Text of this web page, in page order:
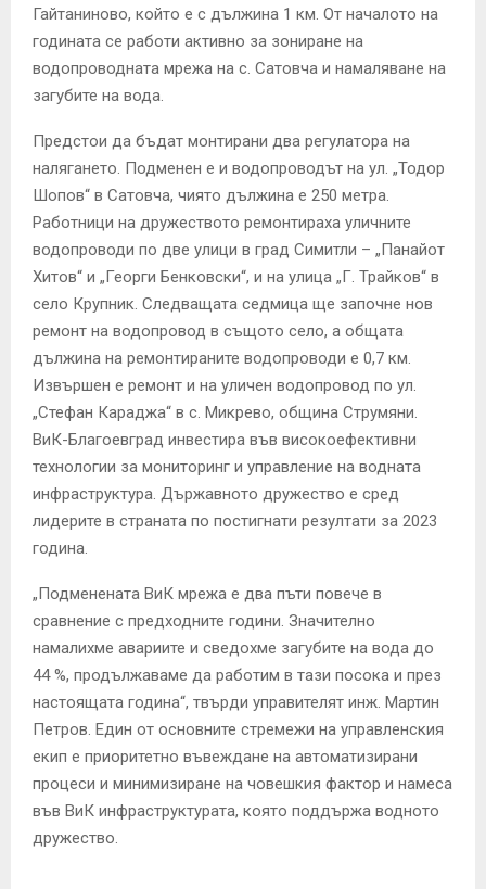
Гайтаниново, който е с дължина 1 км. От началото на
годината се работи активно за зониране на
водопроводната мрежа на с. Сатовча и намаляване на
загубите на вода.
Предстои да бъдат монтирани два регулатора на
налягането. Подменен е и водопроводът на ул. „Тодор
Шопов“ в Сатовча, чиято дължина е 250 метра.
Работници на дружеството ремонтираха уличните
водопроводи по две улици в град Симитли – „Панайот
Хитов“ и „Георги Бенковски“, и на улица „Г. Трайков“ в
село Крупник. Следващата седмица ще започне нов
ремонт на водопровод в същото село, а общата
дължина на ремонтираните водопроводи е 0,7 км.
Извършен е ремонт и на уличен водопровод по ул.
„Стефан Караджа“ в с. Микрево, община Струмяни.
ВиК-Благоевград инвестира във високоефективни
технологии за мониторинг и управление на водната
инфраструктура. Държавното дружество е сред
лидерите в страната по постигнати резултати за 2023
година.
„Подменената ВиК мрежа е два пъти повече в
сравнение с предходните години. Значително
намалихме авариите и сведохме загубите на вода до
44 %, продължаваме да работим в тази посока и през
настоящата година“, твърди управителят инж. Мартин
Петров. Един от основните стремежи на управленския
екип е приоритетно въвеждане на автоматизирани
процеси и минимизиране на човешкия фактор и намеса
във ВиК инфраструктурата, която поддържа водното
дружество.